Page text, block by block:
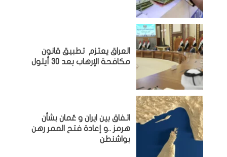
العراق يعتزم تطبيق قانون
مكافحة الإرهاب بعد 30 أيلول
اتفاق بين ايران و عُمان بشأن
هرمز ..و إعادة فتح الممر رهن
بواشنطن